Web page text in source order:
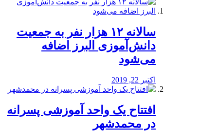
️سالانه ۱۲ هزار نفر به جمعیت
دانش‌آموزی البرز اضافه
می‌شود
اکتبر 22, 2019
افتتاح یک واحد آموزشی پسرانه
در محمدشهر